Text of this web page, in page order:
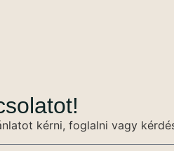
kérni, foglalni vagy